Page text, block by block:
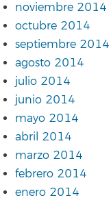
noviembre 2014
octubre 2014
septiembre 2014
agosto 2014
julio 2014
junio 2014
mayo 2014
abril 2014
marzo 2014
febrero 2014
enero 2014